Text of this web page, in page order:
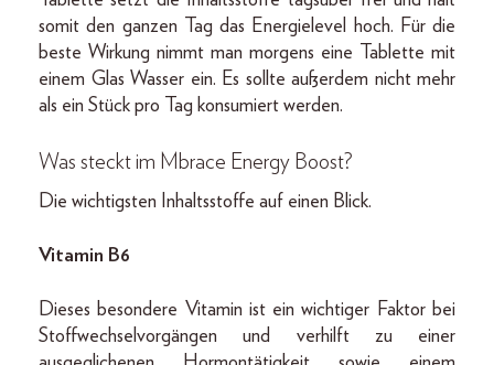
somit den ganzen Tag das Energielevel hoch. Für die
beste Wirkung nimmt man morgens eine Tablette mit
einem Glas Wasser ein. Es sollte außerdem nicht mehr
als ein Stück pro Tag konsumiert werden.
Was steckt im Mbrace Energy Boost?
Die wichtigsten Inhaltsstoffe auf einen Blick.
Vitamin B6
Dieses besondere Vitamin ist ein wichtiger Faktor bei
Stoffwechselvorgängen und verhilft zu einer